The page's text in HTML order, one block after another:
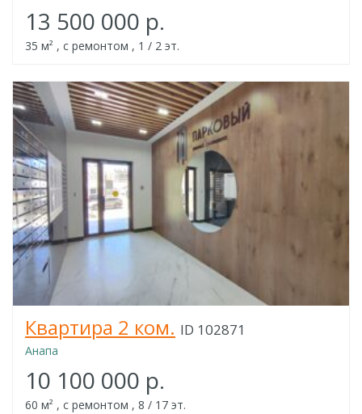
13 500 000 р.
35 м² , с ремонтом , 1 / 2 эт.
Квартира 2 ком. ID 102871
Анапа
10 100 000 р.
60 м² , с ремонтом , 8 / 17 эт.